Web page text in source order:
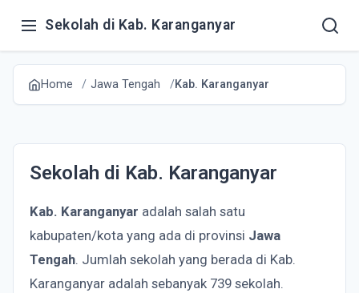
Sekolah di Kab. Karanganyar
Home Jawa Tengah Kab. Karanganyar
Sekolah di Kab. Karanganyar
Kab. Karanganyar adalah salah satu
kabupaten/kota yang ada di provinsi Jawa
Tengah. Jumlah sekolah yang berada di Kab.
Karanganyar adalah sebanyak 739 sekolah.